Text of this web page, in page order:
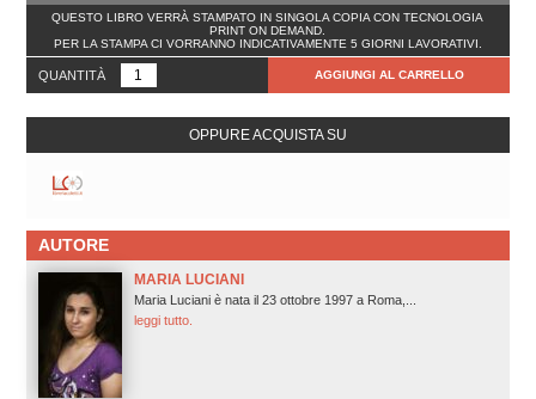
QUESTO LIBRO VERRÀ STAMPATO IN SINGOLA COPIA CON TECNOLOGIA
PRINT ON DEMAND.
PER LA STAMPA CI VORRANNO INDICATIVAMENTE 5 GIORNI LAVORATIVI.
QUANTITÀ AGGIUNGI AL CARRELLO
OPPURE ACQUISTA SU
AUTORE
MARIA LUCIANI
Maria Luciani è nata il 23 ottobre 1997 a Roma,...
leggi tutto.